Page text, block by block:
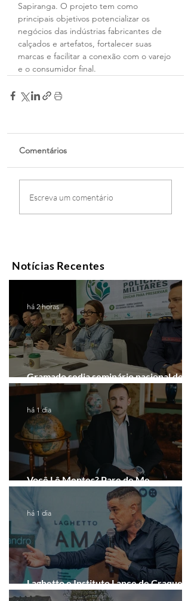
Sapiranga. O projeto tem como
principais objetivos potencializar os
negócios das indústrias fabricantes de
calçados e artefatos, fortalecer suas
marcas e facilitar a conexão com o varejo
e o consumidor final.
Comentários
Escreva um comentário
Notícias Recentes
Gramado sedia seminário nacional de
educação ambiental das PMs
há 2 horas
Você Lê Mentes? Pare de Me
há 1 dia
Laghetto e Instituto Lance de Craque
firmam parceria em Porto Alegre
há 1 dia